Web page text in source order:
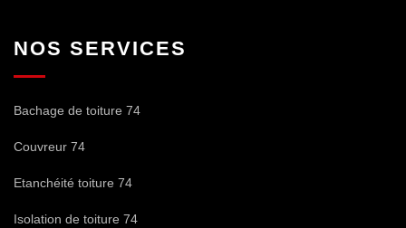
NOS SERVICES
Bachage de toiture 74
Couvreur 74
Etanchéité toiture 74
Isolation de toiture 74